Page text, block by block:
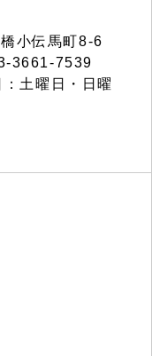
小伝馬町8-6
3661-7539
土曜日・日曜